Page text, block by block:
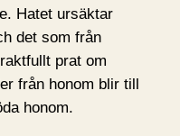
Hatet ursäktar
det som från
prat om
från honom blir till
honom.